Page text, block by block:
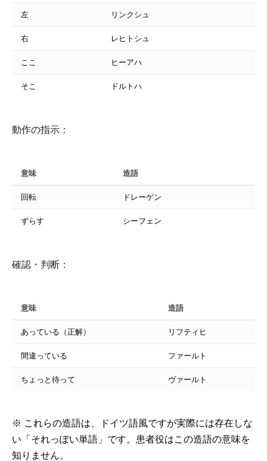
左 リンクシュ
右 レヒトシュ
ここ ヒーアハ
そこ ドルトハ
動作の指示：
意味 造語
回転 ドレーゲン
ずらす シーフェン
確認・判断：
意味 造語
あっている（正解） リフティヒ
間違っている ファールト
ちょっと待って ヴァールト
※ これらの造語は、ドイツ語風ですが実際には存在しな
い「それっぽい単語」です。患者役はこの造語の意味を
知りません。